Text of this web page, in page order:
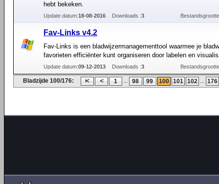
hebt bekeken.
Update datum:18-08-2016 Downloads :3
Fav-Links v4.2
Fav-Links is een bladwijzermanagementtool waarmee je
favorieten efficiënter kunt organiseren door labelen en
Update datum:09-12-2013 Downloads :3
Bladzijde 100/176: 1 ... 98 99 100 101 102 ... 176